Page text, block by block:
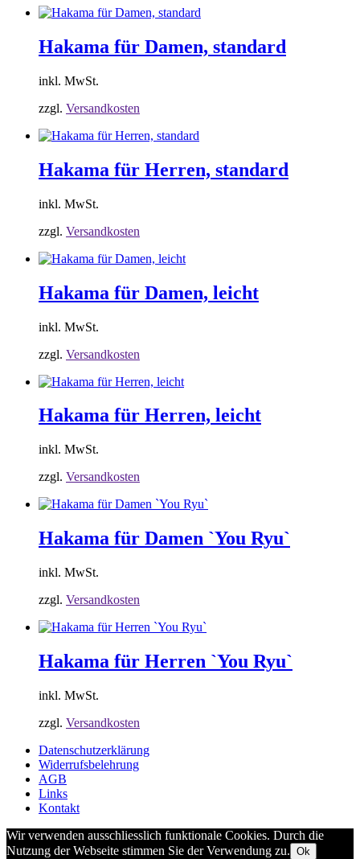
Hakama für Damen, standard
inkl. MwSt.
zzgl. Versandkosten
Hakama für Herren, standard
inkl. MwSt.
zzgl. Versandkosten
Hakama für Damen, leicht
inkl. MwSt.
zzgl. Versandkosten
Hakama für Herren, leicht
inkl. MwSt.
zzgl. Versandkosten
Hakama für Damen `You Ryu`
inkl. MwSt.
zzgl. Versandkosten
Hakama für Herren `You Ryu`
inkl. MwSt.
zzgl. Versandkosten
Datenschutzerklärung
Widerrufsbelehrung
AGB
Links
Kontakt
Wir verwenden ausschliesslich funktionale Cookies. Durch die
Nutzung der Webseite stimmen Sie der Verwendung zu. Ok